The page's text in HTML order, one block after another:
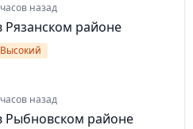
назад
районе
назад
Рыбновском районе